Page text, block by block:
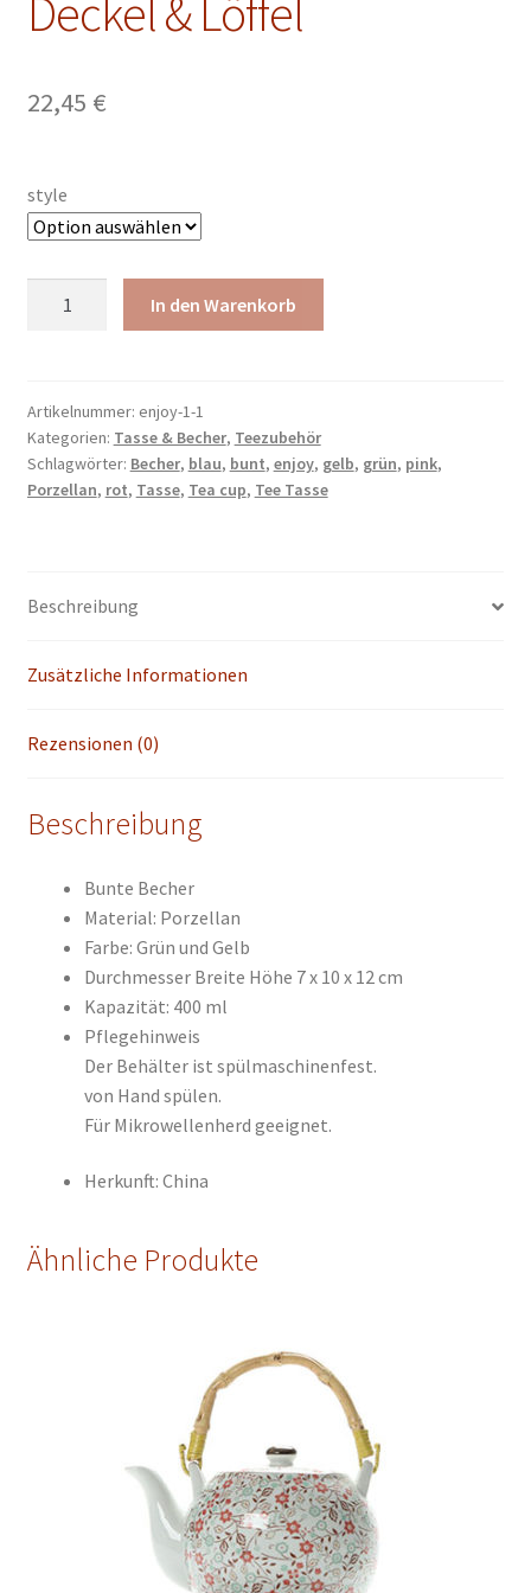
Deckel & Löffel
22,45 €
style
&
Löffel
Menge
In den Warenkorb
Artikelnummer: enjoy-1-1
Kategorien: Tasse & Becher, Teezubehör
Schlagwörter: Becher, blau, bunt, enjoy, gelb, grün, pink,
Porzellan, rot, Tasse, Tea cup, Tee Tasse
Beschreibung
Zusätzliche Informationen
Rezensionen (0)
Beschreibung
Bunte Becher
Material: Porzellan
Farbe: Grün und Gelb
Durchmesser Breite Höhe 7 x 10 x 12 cm
Kapazität: 400 ml
Pflegehinweis
Der Behälter ist spülmaschinenfest.
von Hand spülen.
Für Mikrowellenherd geeignet.
Herkunft: China
Ähnliche Produkte